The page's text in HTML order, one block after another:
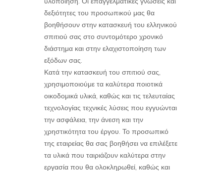
δεξιότητες του προσωπικού μας θα
βοηθήσουν στην κατασκευή του ελληνικού
σπιτιού σας στο συντομότερο χρονικό
διάστημα και στην ελαχιστοποίηση των
εξόδων σας.
Κατά την κατασκευή του σπιτιού σας,
χρησιμοποιούμε τα καλύτερα ποιοτικά
οικοδομικά υλικά, καθώς και τις τελευταίας
τεχνολογίας τεχνικές λύσεις που εγγυώνται
την ασφάλεια, την άνεση και την
χρηστικότητα του έργου. Το προσωπικό
της εταιρείας θα σας βοηθήσει να επιλέξετε
τα υλικά που ταιριάζουν καλύτερα στην
εργασία που θα ολοκληρωθεί, καθώς και